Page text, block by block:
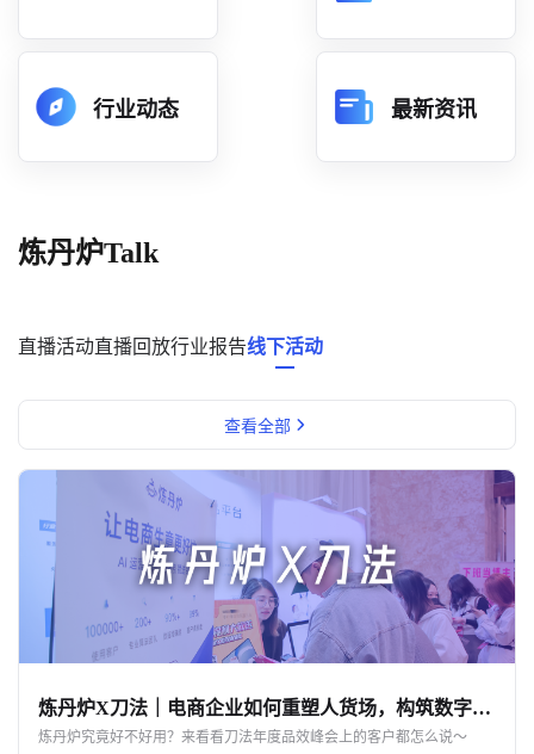
分析
数据中心
消费者说
解决方案
金融市场解决方案
电商解决方案
资源中心
新闻中心
活动中心
关于我们
行业动态 最新资讯
炼丹炉Talk
直播活动直播回放行业报告线下活动
查看全部
炼丹炉X刀法｜电商企业如何重塑人货场，构筑数字化护城河？-杭州知衣科技
炼丹炉究竟好不好用？来看看刀法年度品效峰会上的客户都怎么说～